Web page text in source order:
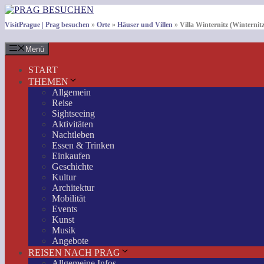
Zum
Inhalt
springen
VisitPrague | Prag besuchen » Orte » Häuser und Villen » Villa Winternitz
Menü
START
THEMEN
Allgemein
Reise
Sightseeing
Aktivitäten
Nachtleben
Essen & Trinken
Einkaufen
Geschichte
Kultur
Architektur
Mobilität
Events
Kunst
Musik
Angebote
REISEN NACH PRAG